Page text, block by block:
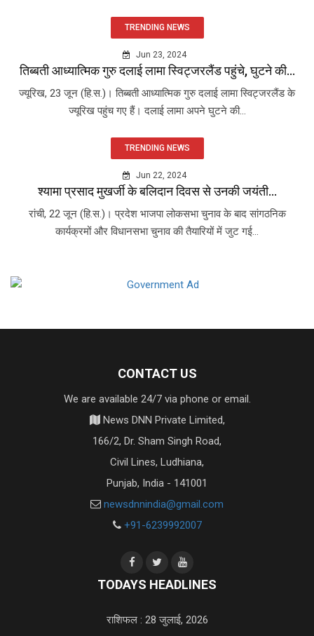
TRENDING NEWS
Jun 23, 2024
तिब्बती आध्यात्मिक गुरु दलाई लामा स्विट्जरलैंड पहुंचे, घुटने की...
ज्यूरिख, 23 जून (हि.स.)। तिब्बती आध्यात्मिक गुरु दलाई लामा स्विट्जरलैंड के
ज्यूरिख पहुंच गए हैं। दलाई लामा अपने घुटने की...
TRENDING NEWS
Jun 22, 2024
श्यामा प्रसाद मुखर्जी के बलिदान दिवस से उनकी जयंती...
रांची, 22 जून (हि.स.)। प्रदेश भाजपा लोकसभा चुनाव के बाद सांगठनिक
कार्यक्रमों और विधानसभा चुनाव की तैयारियों में जुट गई...
CONTACT US
We are available 24/7 via phone or email.
News DNN Private Limited,
166/2, Dr. Sham Singh Road,
Civil Lines, Ludhiana,
Punjab, India - 141001
newsdnnindia@gmail.com
+91-6239992007
TODAYS HEADLINES
राशिफल : 28 जुलाई, 2026